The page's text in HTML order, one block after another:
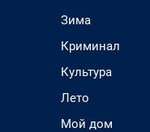
Зима
Криминал
Культура
Лето
Мой дом